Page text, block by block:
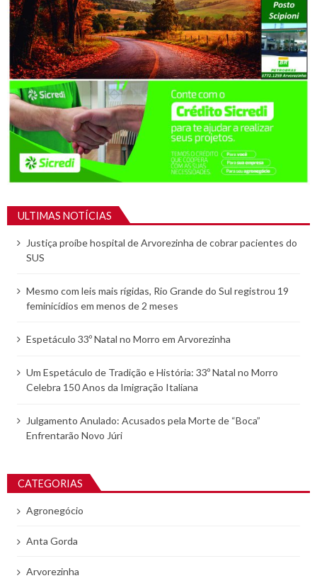
ULTIMAS NOTÍCIAS
Justiça proíbe hospital de Arvorezinha de cobrar pacientes do
SUS
Mesmo com leis mais rígidas, Rio Grande do Sul registrou 19
feminicídios em menos de 2 meses
Espetáculo 33º Natal no Morro em Arvorezinha
Um Espetáculo de Tradição e História: 33º Natal no Morro
Celebra 150 Anos da Imigração Italiana
Julgamento Anulado: Acusados pela Morte de “Boca”
Enfrentarão Novo Júri
CATEGORIAS
Agronegócio
Anta Gorda
Arvorezinha